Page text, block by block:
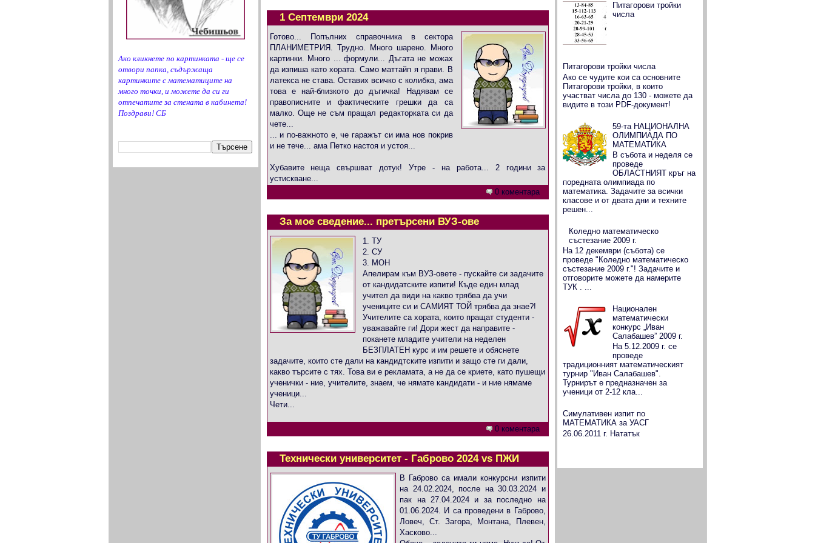
РИО-ЯМБОЛ
__ОБРАЗОВАНИЕ-БГ.COM__(линкове)
Страници на РИО според МОН
Ако кликнете по картинката - ще се
отвори папка, съдържаща
картинките с математиците на
много точки, и можете да си ги
отпечатите за стената в кабинета!
Поздрави! СБ
1 Септември 2024
Готово... Попълних справочника в сектора
ПЛАНИМЕТРИЯ. Трудно. Много шарено. Много
картинки. Много ... формули... Дъгата не можах
да изпиша като хората. Само маттайп я прави. В
латекса не става. Оставих всичко с колибка, ама
това е най-близкото до дъгичка! Надявам се
правописните и фактическите грешки да са
малко. Още не съм пращал редакторката си да
чете...
... и по-важното е, че гаражът си има нов покрив
и не тече... ама Петко настоя и устоя...
Хубавите неща свършват дотук! Утре - на работа... 2 години за
устискване...
0 коментара
За мое сведение... претърсени ВУЗ-ове
1.ТУ
2.СУ
3. МОН
Апелирам към ВУЗ-овете - пускайте си задачите
от кандидатските изпити! Къде един млад
учител да види на какво трябва да учи
учениците си и САМИЯТ ТОЙ трябва да знае?!
Учителите са хората, които пращат студенти -
уважавайте ги! Дори жест да направите -
поканете младите учители на неделен
БЕЗПЛАТЕН курс и им решете и обяснете
задачите, които сте дали на кандидтските изпити и защо сте ги дали,
какво търсите с тях. Това ви е рекламата, а не да се криете, като пушещи
ученички - ние, учителите, знаем, че нямате кандидати - и ние нямаме
ученици...
Чети...
0 коментара
Технически университет - Габрово 2024 vs ПЖИ
В Габрово са имали конкурсни изпити
на 24.02.2024, после на 30.03.2024 и
пак на 27.04.2024 и за последно на
01.06.2024. И са проведени в Габрово,
Ловеч, Ст. Загора, Монтана, Плевен,
Хасково...
Питагорови тройки
числа
Питагорови тройки числа
Ако се чудите кои са основните
Питагорови тройки, в които
участват числа до 130 - можете да
видите в този PDF-документ!
59-та НАЦИОНАЛНА
ОЛИМПИАДА ПО
МАТЕМАТИКА
В събота и неделя се
проведе
ОБЛАСТНИЯТ кръг на
поредната олимпиада по
математика. Задачите за всички
класове и от двата дни и техните
решен...
Коледно математическо
състезание 2009 г.
На 12 декември (събота) се
проведе "Коледно математическо
състезание 2009 г."! Задачите и
отговорите можете да намерите
ТУК . ...
Национален
математически
конкурс „Иван
Салабашев” 2009 г.
На 5.12.2009 г. се
проведе
традиционният математическият
турнир "Иван Салабашев".
Турнирът е предназначен за
ученици от 2-12 кла...
Симулативен изпит по
МАТЕМАТИКА за УАСГ
26.06.2011 г. Нататък